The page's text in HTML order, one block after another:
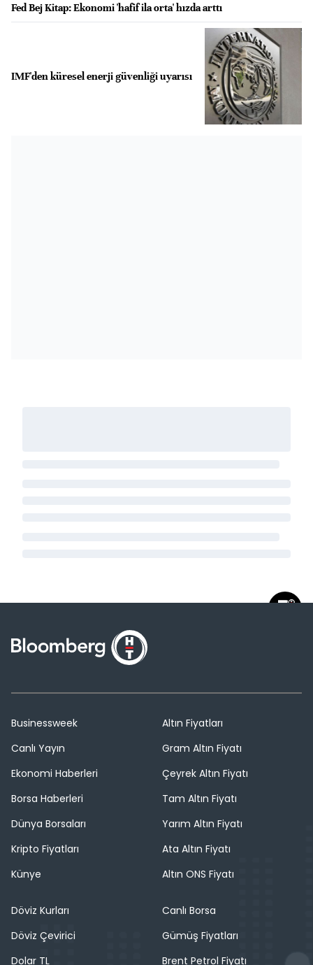
Fed Bej Kitap: Ekonomi 'hafif ila orta' hızda arttı
IMF'den küresel enerji güvenliği uyarısı
Businessweek
Canlı Yayın
Ekonomi Haberleri
Borsa Haberleri
Dünya Borsaları
Kripto Fiyatları
Künye
Altın Fiyatları
Gram Altın Fiyatı
Çeyrek Altın Fiyatı
Tam Altın Fiyatı
Yarım Altın Fiyatı
Ata Altın Fiyatı
Altın ONS Fiyatı
Döviz Kurları
Döviz Çevirici
Dolar TL
Canlı Borsa
Gümüş Fiyatları
Brent Petrol Fiyatı